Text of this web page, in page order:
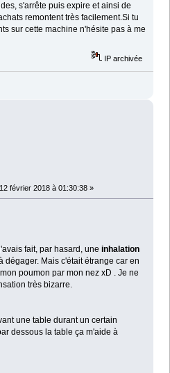
s'arrête puis expire et ainsi de
remontent très facilement.Si tu
sur cette machine n'hésite pas à me
IP archivée
12 février 2018 à 01:30:38 »
fait, par hasard, une inhalation
dégager. Mais c'était étrange car en
poumon par mon nez xD . Je ne
très bizarre.
une table durant un certain
dessous la table ça m'aide à